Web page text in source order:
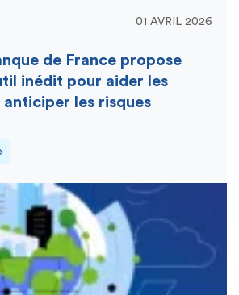
01 AVRIL 2026
de France propose
inédit pour aider les
les risques